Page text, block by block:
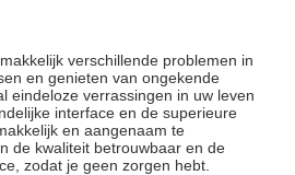
verschillende problemen in
en genieten van ongekende
eindeloze verrassingen in uw leven
interface en de superieure
en aangenaam te
de kwaliteit betrouwbaar en de
zodat je geen zorgen hebt.